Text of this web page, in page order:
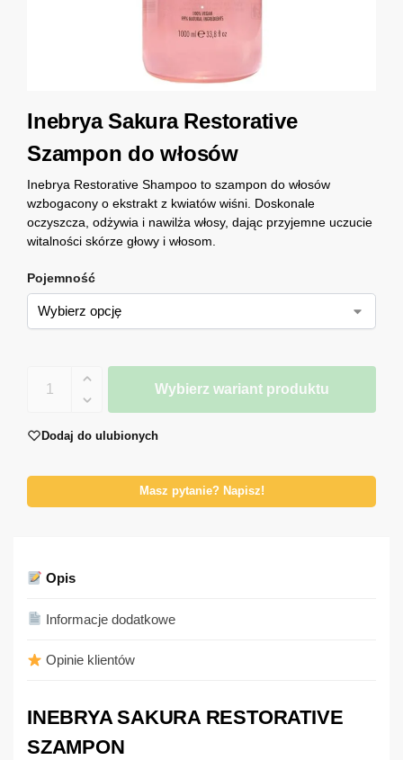
Inebrya Sakura Restorative
Szampon do włosów
Inebrya Restorative Shampoo to szampon do włosów
wzbogacony o ekstrakt z kwiatów wiśni. Doskonale
oczyszcza, odżywia i nawilża włosy, dając przyjemne uczucie
witalności skórze głowy i włosom.
Pojemność
Wybierz wariant produktu
Dodaj do ulubionych
Masz pytanie? Napisz!
Opis
Informacje dodatkowe
Opinie klientów
INEBRYA SAKURA RESTORATIVE
SZAMPON